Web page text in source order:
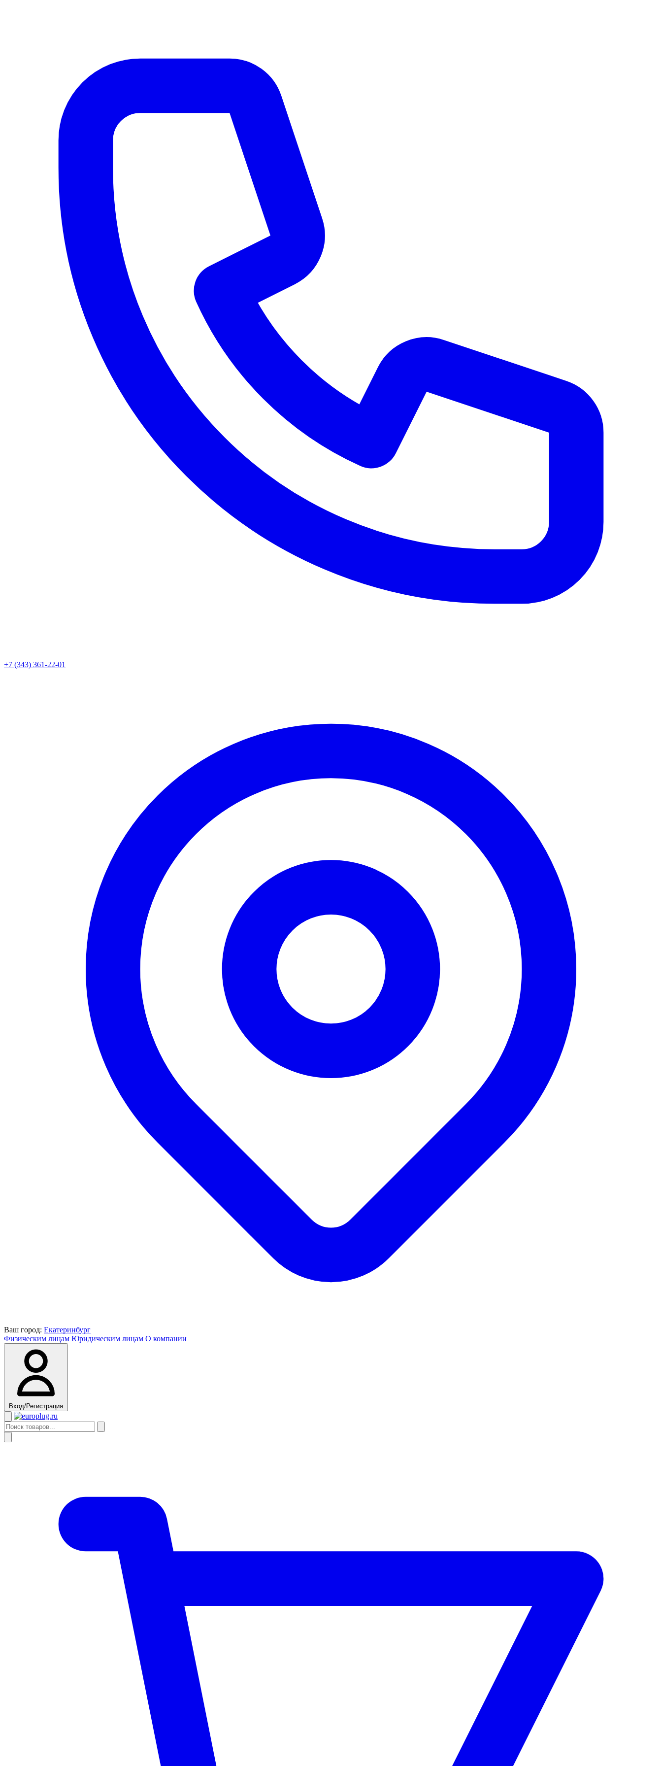
+7 (343) 361-22-01
Ваш город: Екатеринбург
Физическим лицам Юридическим лицам О компании
Вход/Регистрация